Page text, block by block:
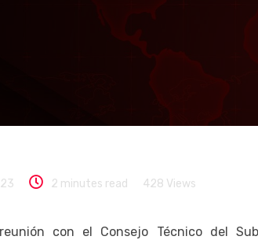
cobrados
2 minutes read 428 Views
con el Consejo Técnico del